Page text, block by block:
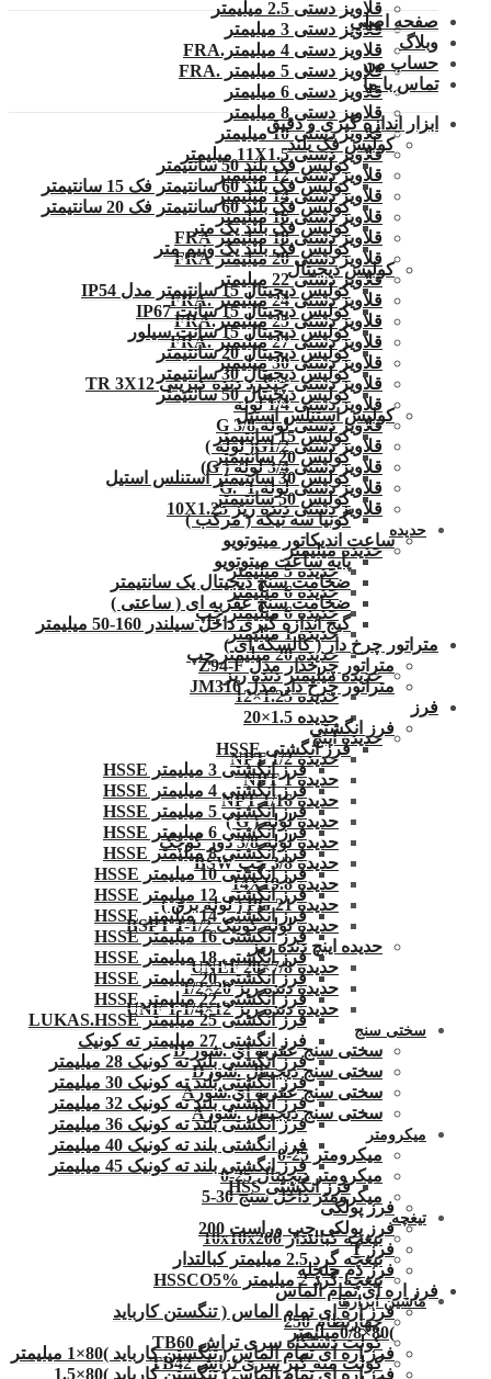
قلاویز دستی 2.5 میلیمتر
قلاویز دستی 3 میلیمتر
قلاویز دستی 4 میلیمتر.FRA
قلاویز دستی 5 میلیمتر .FRA
قلاویز دستی 6 میلیمتر
قلاویز دستی 8 میلیمتر
قلاویز دستی 10 میلیمتر
قلاویز دستی 11X1.5 میلیمتر
قلاویز دستی 12 میلیمتر
قلاویز دستی 14 میلیمتر
قلاویز دستی 16 میلیمتر
قلاویز دستی 18 میلیمتر FRA
قلاویز دستی 20 میلیمتر FRA
قلاویز دستی 22 میلیمتر
قلاویز دستی 24 میلیمتر .FRA
قلاویز دستی 25 میلیمتر.FRA
قلاویز دستی 27 میلیمتر .FRA
قلاویز دستی 30 میلیمتر
قلاویز دستی چپگرد دنده کبریتی TR 3X12
قلاویز دستی 1/4 لوله
قلاویز دستی لوله G 3/8
قلاویز دستی G1/2( لوله )
قلاویز دستی 3/4 لوله ( G)
قلاویز دستی لوله 1″.G
قلاویز دستی دنده ریز 10X1.25
حدیده
حدیده میلیمتر
حدیده 5 میلیمتر
حدیده 6 میلیمتر
حدیده 6 میلیمتر چپ
حدیده 1 میلیمتر
حدیده 20 میلیمتر چپ
حدیده میلیمتر دنده ریز
حدیده 1.25×12
حدیده 1.5×20
حدیده اینچ
حدیده 1/2 NPT
حدیده NPT 1
حدیده 1/16 NPT
حدیده لوله ( G )
حدیده لوله 3/8 دور کوچک
حدیده 3/8 چپ BSW
حدیده 14X19.8
حدیده 21 PG ( لوله برق )
حدیده لوله کونیک 1/2-1 BSPT
حدیده اینچ دنده ریز
حدیده UNEF 20×7/8
حدیده دنده ریز 20×1/2
حدیده دنده ریز 12×1/4-1 UNF
سختی سنج
سختی سنج عقربه ای .شور D
سختی سنج دیجیتال .شورD
سختی سنج عقربه ای.شورA
سختی سنج دیجیتال .شورA
میکرومتر
میکرومتر 25-0
میکرومتر دیجیتال 25-0
میکرومتر داخل سنج 30-5
تیغچه
تیغچه کبالتدار 10x10x200
تیغچه گرد 2.5 میلیمتر کبالتدار
تیغچه گرد 2 میلیمتر HSSCO5%
ماشین ابزارها
چهارنظام 250
کولت دستگاه سری تراش TB60
کولت مته گیر سری تراش TB42
صفحه اصلی
وبلاگ
حساب من
تماس با ما
ابزار اندازه گیری و دقیق
کولیس فک بلند
کولیس فک بلند 50 سانتیمتر
کولیس فک بلند 60 سانتیمتر فک 15 سانتیمتر
کولیس فک بلند 60 سانتیمتر فک 20 سانتیمتر
کولیس فک بلند یک متر
کولیس فک بلند یک ونیم متر
کولیس دیجیتال
کولیس دیجیتال 15 سانتیمتر مدل IP54
کولیس دیجیتال 15 سانت IP67
کولیس دیجیتال 15 سانت سیلور
کولیس دیجیتال 20 سانتیمتر
کولیس دیجیتال 30 سانتیمتر
کولیس دیجیتال 50 سانتیمتر
کولیس استنلس استیل
کولیس 15 سانتیمتر
کولیس 20 سانتیمتر
کولیس 30 سانتیمتر استنلس استیل
کولیس 50 سانتیمتر
گونیا سه تیکه ( مرکب )
ساعت اندیکاتور میتوتویو
پایه ساعت میتوتویو
ضخامت سنج دیجیتال یک سانتیمتر
ضخامت سنج عقربه ای ( ساعتی )
گیج اندازه گیری داخل سیلندر 160-50 میلیمتر
متراتور چرخ دار ( کالسکه ای )
متراتور چرخدار مدل Z94-F
متراتور چرخ دار مدل JM316
فرز
فرز انگشتی
فرز انگشتی HSSE
فرز انگشتی 3 میلیمتر HSSE
فرز انگشتی 4 میلیمتر HSSE
فرز انگشتی 5 میلیمتر HSSE
فرز انگشتی 6 میلیمتر HSSE
فرز انگشتی 8 میلیمتر HSSE
فرز انگشتی 10 میلیمتر HSSE
فرز انگشتی 12 میلیمتر HSSE
فرز انگشتی 14 میلیمتر HSSE
فرز انگشتی 16 میلیمتر HSSE
فرز انگشتی 18 میلیمتر HSSE
فرز انگشتی 20 میلیمتر HSSE
فرز انگشتی 22 میلیمتر HSSE
فرز انگشتی 25 میلیمتر LUKAS.HSSE
فرز انگشتی 27 میلیمتر ته کونیک
فرز انگشتی بلند ته کونیک 28 میلیمتر
فرز انگشتی بلند ته کونیک 30 میلیمتر
فرز انگشتی بلند ته کونیک 32 میلیمتر
فرز انگشتی بلند ته کونیک 36 میلیمتر
فرز انگشتی بلند ته کونیک 40 میلیمتر
فرز انگشتی بلند ته کونیک 45 میلیمتر
فرز انگشتی HSS
فرز پولکی
فرز پولکی چپ وراست 200
فرز T
فرز دم چلچله
فرز اره ای تمام الماس
فرز اره ای تمام الماس ( تنگستن کارباید
)80×0/8میلیمتر
فرز اره ای تمام الماس ( تنگستن کارباید )80×1 میلیمتر
فرز اره ای تمام الماس ( تنگستن کارباید )80×1.5